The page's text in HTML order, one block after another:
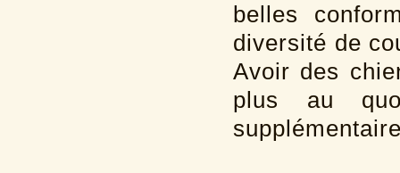
belles
diversité de
Avoir des
plus au